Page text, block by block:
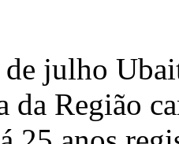
julho
Região